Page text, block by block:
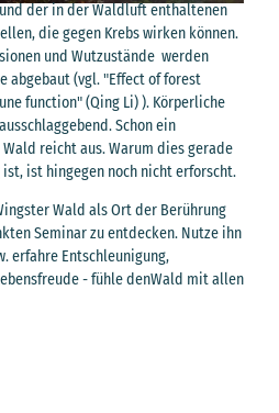
der in der Waldluft enthaltenen
die gegen Krebs wirken können.
und Wutzustände werden
abgebaut (vgl. "Effect of forest
function" (Qing Li) ). Körperliche
Schon ein
reicht aus. Warum dies gerade
ist hingegen noch nicht erforscht.
Wald als Ort der Berührung
Seminar zu entdecken. Nutze ihn
erfahre Entschleunigung,
- fühle denWald mit allen